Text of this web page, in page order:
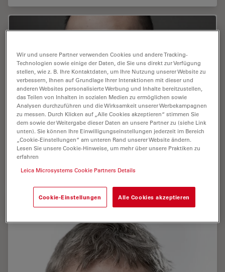
Han , Shen , Dr.
Publications : 1
Wir und unsere Partner verwenden Cookies und andere Tracking-
Technologien sowie einige der Daten, die Sie uns direkt zur Verfügung
stellen, wie z. B. Ihre Kontaktdaten, um Ihre Nutzung unserer Website zu
verbessern, Ihnen auf Grundlage Ihrer Interaktionen mit dieser und
anderen Websites personalisierte Werbung und Inhalte bereitzustellen,
das Teilen von Inhalten in sozialen Medien zu ermöglichen sowie
Analysen durchzuführen und die Wirksamkeit unserer Werbekampagnen
zu messen. Durch Klicken auf „Alle Cookies akzeptieren“ stimmen Sie
dem sowie der Weitergabe dieser Daten an unsere Partner zu (siehe Link
unten). Sie können Ihre Einwilligungseinstellungen jederzeit im Bereich
„Cookie-Einstellungen“ am unteren Rand unserer Website ändern.
Lesen Sie unsere Cookie-Hinweise, um mehr über unsere Praktiken zu
erfahren
Leica Microsystems Cookie Partners Details
Cookie-Einstellungen Alle Cookies akzeptieren